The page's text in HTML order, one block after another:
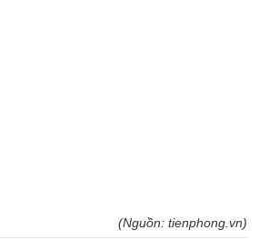
(Nguồn: tienphong.vn)